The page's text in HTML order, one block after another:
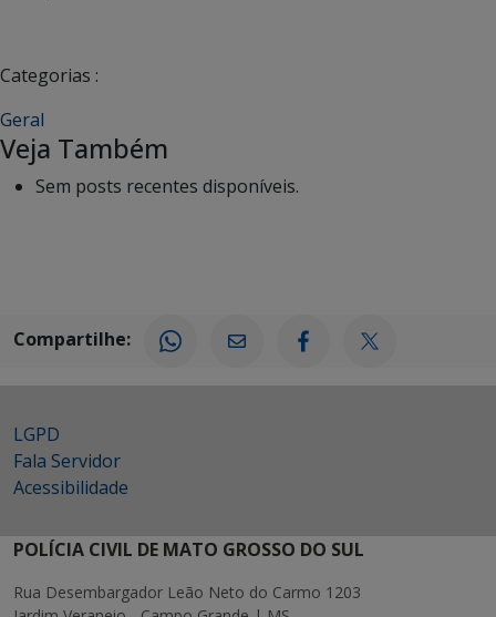
Categorias :
Geral
Veja Também
Sem posts recentes disponíveis.
Compartilhe:
LGPD
Fala Servidor
Acessibilidade
POLÍCIA CIVIL DE MATO GROSSO DO SUL
Rua Desembargador Leão Neto do Carmo 1203